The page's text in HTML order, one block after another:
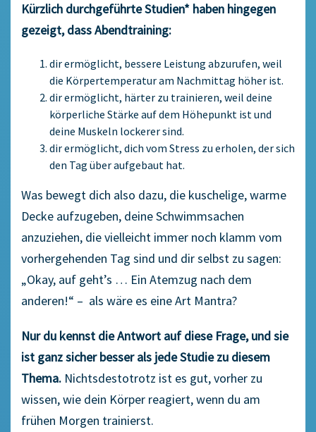
Kürzlich durchgeführte Studien* haben hingegen
gezeigt, dass Abendtraining:
dir ermöglicht, bessere Leistung abzurufen, weil
die Körpertemperatur am Nachmittag höher ist.
dir ermöglicht, härter zu trainieren, weil deine
körperliche Stärke auf dem Höhepunkt ist und
deine Muskeln lockerer sind.
dir ermöglicht, dich vom Stress zu erholen, der sich
den Tag über aufgebaut hat.
Was bewegt dich also dazu, die kuschelige, warme
Decke aufzugeben, deine Schwimmsachen
anzuziehen, die vielleicht immer noch klamm vom
vorhergehenden Tag sind und dir selbst zu sagen:
„Okay, auf geht’s … Ein Atemzug nach dem
anderen!“ – als wäre es eine Art Mantra?
Nur du kennst die Antwort auf diese Frage, und sie
ist ganz sicher besser als jede Studie zu diesem
Thema. Nichtsdestotrotz ist es gut, vorher zu
wissen, wie dein Körper reagiert, wenn du am
frühen Morgen trainierst.